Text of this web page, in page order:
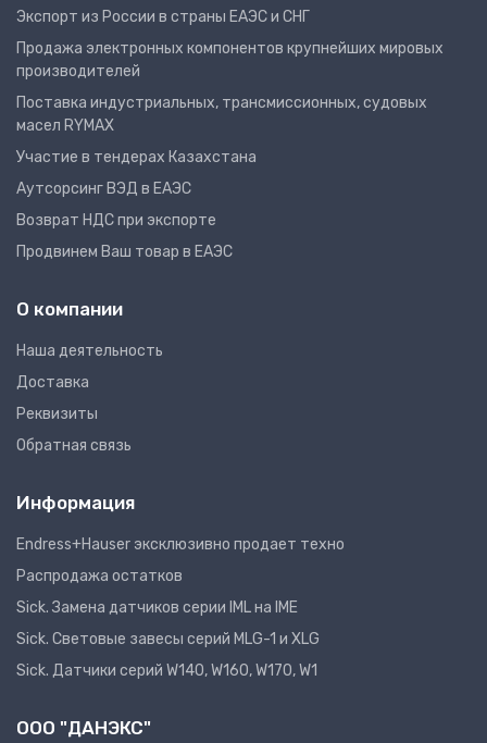
Экспорт из России в страны ЕАЭС и СНГ
Продажа электронных компонентов крупнейших мировых
производителей
Поставка индустриальных, трансмиссионных, судовых
масел RYMAX
Участие в тендерах Казахстана
Аутсорсинг ВЭД в ЕАЭС
Возврат НДС при экспорте
Продвинем Ваш товар в ЕАЭС
О компании
Наша деятельность
Доставка
Реквизиты
Обратная связь
Информация
Endress+Hauser эксклюзивно продает техно
Распродажа остатков
Sick. Замена датчиков серии IML на IME
Sick. Световые завесы серий MLG-1 и XLG
Sick. Датчики серий W140, W160, W170, W1
ООО "ДАНЭКС"